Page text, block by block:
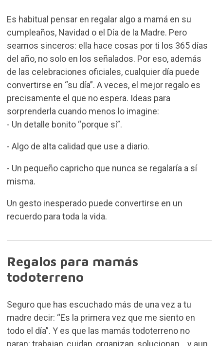
Es habitual pensar en regalar algo a mamá en su
cumpleaños, Navidad o el Día de la Madre. Pero
seamos sinceros: ella hace cosas por ti los 365 días
del año, no solo en los señalados. Por eso, además
de las celebraciones oficiales, cualquier día puede
convertirse en “su día”. A veces, el mejor regalo es
precisamente el que no espera. Ideas para
sorprenderla cuando menos lo imagine:
- Un detalle bonito “porque sí”.
- Algo de alta calidad que use a diario.
- Un pequeño capricho que nunca se regalaría a sí
misma.
Un gesto inesperado puede convertirse en un
recuerdo para toda la vida.
Regalos para mamás
todoterreno
Seguro que has escuchado más de una vez a tu
madre decir: “Es la primera vez que me siento en
todo el día”. Y es que las mamás todoterreno no
paran: trabajan, cuidan, organizan, solucionan… y aun